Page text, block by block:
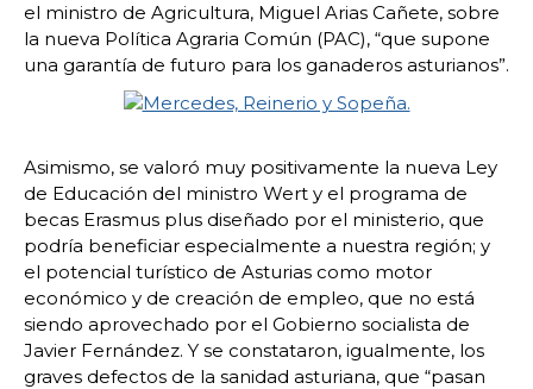
el ministro de Agricultura, Miguel Arias Cañete, sobre
la nueva Política Agraria Común (PAC), “que supone
una garantía de futuro para los ganaderos asturianos”.
Asimismo, se valoró muy positivamente la nueva Ley
de Educación del ministro Wert y el programa de
becas Erasmus plus diseñado por el ministerio, que
podría beneficiar especialmente a nuestra región; y
el potencial turístico de Asturias como motor
económico y de creación de empleo, que no está
siendo aprovechado por el Gobierno socialista de
Javier Fernández. Y se constataron, igualmente, los
graves defectos de la sanidad asturiana, que “pasan